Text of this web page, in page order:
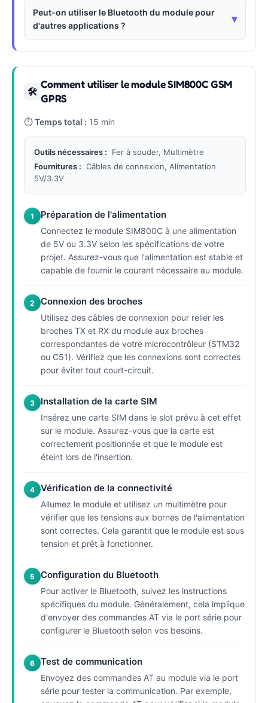
Peut-on utiliser le Bluetooth du module pour
d'autres applications ?
▾
🛠
Comment utiliser le module SIM800C GSM
GPRS
⏱Temps total : 15 min
Outils nécessaires :
Fer à souder, Multimètre
Fournitures : Câbles de connexion, Alimentation
5V/3.3V
1 Préparation de l'alimentation
Connectez le module SIM800C à une alimentation
de 5V ou 3.3V selon les spécifications de votre
projet. Assurez-vous que l'alimentation est stable et
capable de fournir le courant nécessaire au module.
2 Connexion des broches
Utilisez des câbles de connexion pour relier les
broches TX et RX du module aux broches
correspondantes de votre microcontrôleur (STM32
ou C51). Vérifiez que les connexions sont correctes
pour éviter tout court-circuit.
3 Installation de la carte SIM
Insérez une carte SIM dans le slot prévu à cet effet
sur le module. Assurez-vous que la carte est
correctement positionnée et que le module est
éteint lors de l'insertion.
4 Vérification de la connectivité
Allumez le module et utilisez un multimètre pour
vérifier que les tensions aux bornes de l'alimentation
sont correctes. Cela garantit que le module est sous
tension et prêt à fonctionner.
5 Configuration du Bluetooth
Pour activer le Bluetooth, suivez les instructions
spécifiques du module. Généralement, cela implique
d'envoyer des commandes AT via le port série pour
configurer le Bluetooth selon vos besoins.
6 Test de communication
Envoyez des commandes AT au module via le port
série pour tester la communication. Par exemple,